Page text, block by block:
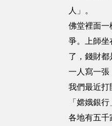
人」。
佛堂裡面一
爭。上師坐
了，錢財都
一人寫一張
我們最近打
「嫦娥銀
各地有五千